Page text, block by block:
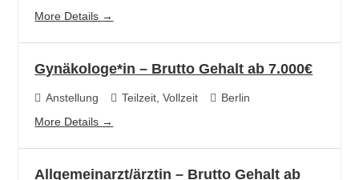
More Details
Gynäkologe*in – Brutto Gehalt ab 7.000€
Anstellung Teilzeit Vollzeit
Berlin
More Details
Allgemeinarzt/ärztin – Brutto Gehalt ab